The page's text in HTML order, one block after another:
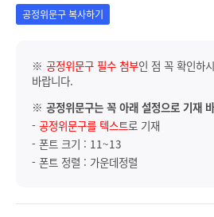
공정위문구 복사하기
※ 공정위문구 필수 첨부인 점 꼭 확인하
바랍니다.
※ 공정위문구는 꼭 아래 설정으로 기재
- 공정위문구를 텍스트로 기재
- 폰트 크기 : 11~13
- 폰트 정렬 : 가운데정렬